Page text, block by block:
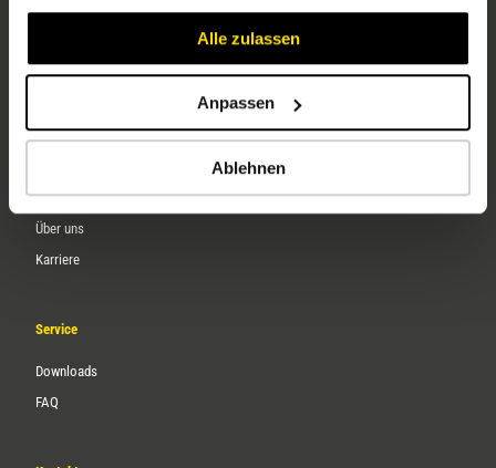
Alle zulassen
Anpassen
Ablehnen
Über uns
Karriere
Service
Downloads
FAQ